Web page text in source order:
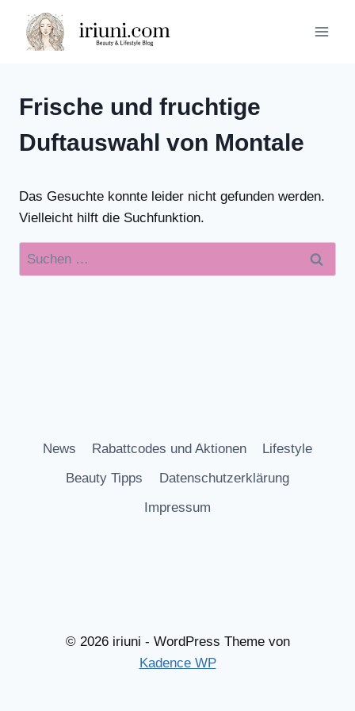
Inhalt
springen
Frische und fruchtige
Duftauswahl von Montale
Das Gesuchte konnte leider nicht gefunden werden.
Vielleicht hilft die Suchfunktion.
Suchen
nach:
News Rabattcodes und Aktionen
Lifestyle
Beauty Tipps
Datenschutzerklärung
Impressum
© 2026 iriuni - WordPress Theme von
Kadence WP